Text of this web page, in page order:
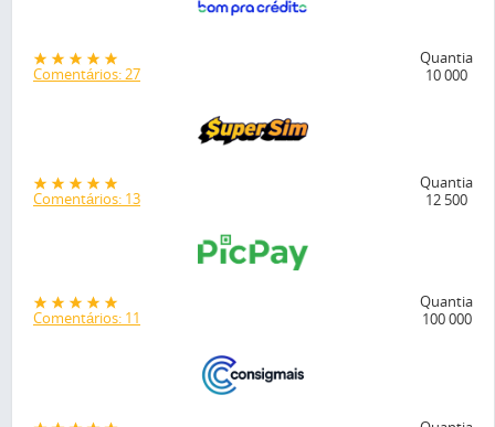
Comentários: 27
Quantia
10 000
Comentários: 13
Quantia
12 500
Comentários: 11
Quantia
100 000